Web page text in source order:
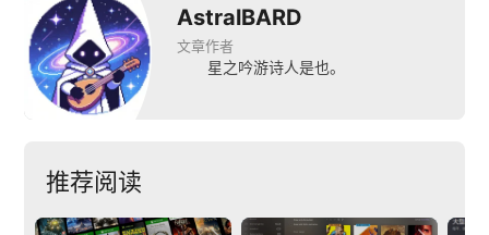
AstralBARD
文章作者
星之吟游诗人是也。
推荐阅读